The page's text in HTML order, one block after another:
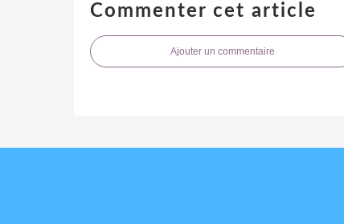
Commenter cet article
Ajouter un commentaire